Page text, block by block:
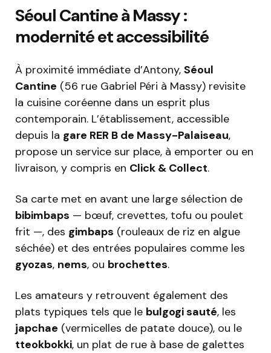
Séoul Cantine à Massy :
modernité et accessibilité
À proximité immédiate d’Antony, Séoul
Cantine (56 rue Gabriel Péri à Massy) revisite
la cuisine coréenne dans un esprit plus
contemporain. L’établissement, accessible
depuis la gare RER B de Massy-Palaiseau,
propose un service sur place, à emporter ou en
livraison, y compris en Click & Collect.
Sa carte met en avant une large sélection de
bibimbaps — bœuf, crevettes, tofu ou poulet
frit —, des gimbaps (rouleaux de riz en algue
séchée) et des entrées populaires comme les
gyozas, nems, ou brochettes.
Les amateurs y retrouvent également des
plats typiques tels que le bulgogi sauté, les
japchae (vermicelles de patate douce), ou le
tteokbokki, un plat de rue à base de galettes